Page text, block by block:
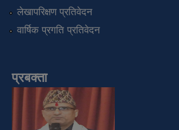
लेखापरिक्षण प्रतिवेदन
वार्षिक प्रगति प्रतिवेदन
प्रबक्ता